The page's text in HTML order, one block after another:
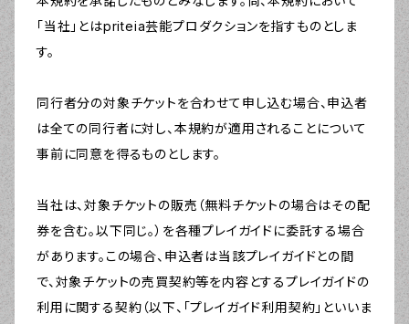
「当社」とはpriteia芸能プロダクションを指すものとしま
す。
同行者分の対象チケットを合わせて申し込む場合、申込者
は全ての同行者に対し、本規約が適用されることについて
事前に同意を得るものとします。
当社は、対象チケットの販売（無料チケットの場合はその配
券を含む。以下同じ。）を各種プレイガイドに委託する場合
があります。この場合、申込者は当該プレイガイドとの間
で、対象チケットの売買契約等を内容とするプレイガイドの
利用に関する契約（以下、「プレイガイド利用契約」といいま